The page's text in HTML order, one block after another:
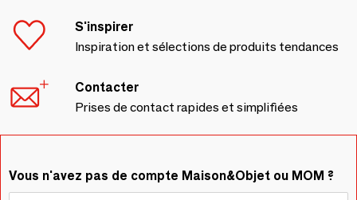
S'inspirer
Inspiration et sélections de produits tendances
Contacter
Prises de contact rapides et simplifiées
Vous n'avez pas de compte Maison&Objet ou MOM ?